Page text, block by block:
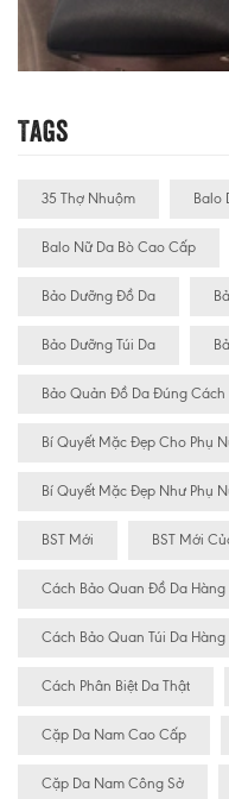
Tags
35 Thợ Nhuộm Balo
Balo Nữ Da Bò Cao Cấp
Bảo Dưỡng Đồ Da
Bảo Dưỡng Túi Da
Bảo Quản Đồ Da Đúng Cách
Bí Quyết Mặc Đẹp Cho Phụ
Bí Quyết Mặc Đẹp Như Phụ
BST Mới BST Mới
Cách Bảo Quan Đồ Da Hàng
Cách Bảo Quan Túi Da Hàng
Cách Phân Biệt Da Thật
Cặp Da Nam Cao Cấp
Cặp Da Nam Công Sở